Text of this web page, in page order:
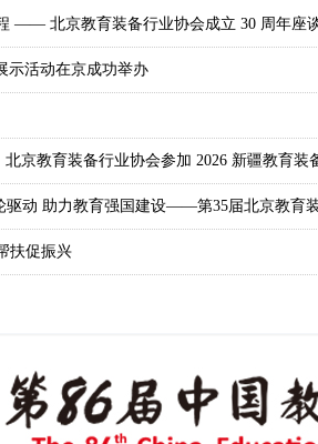
—— 北京教育装备行业协会成立 30 周年座
示活动在京成功举办
京教育装备行业协会参加 2026 新疆教育装
扶促振兴